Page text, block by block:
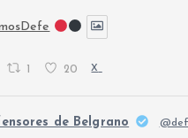
1 20 X
de Belgrano